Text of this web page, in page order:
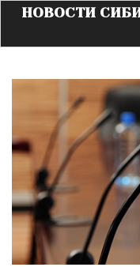
НОВОСТИ